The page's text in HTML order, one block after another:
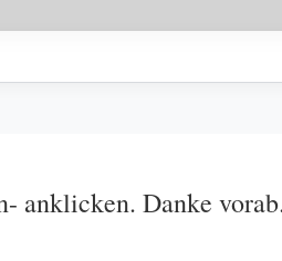
anklicken. Danke